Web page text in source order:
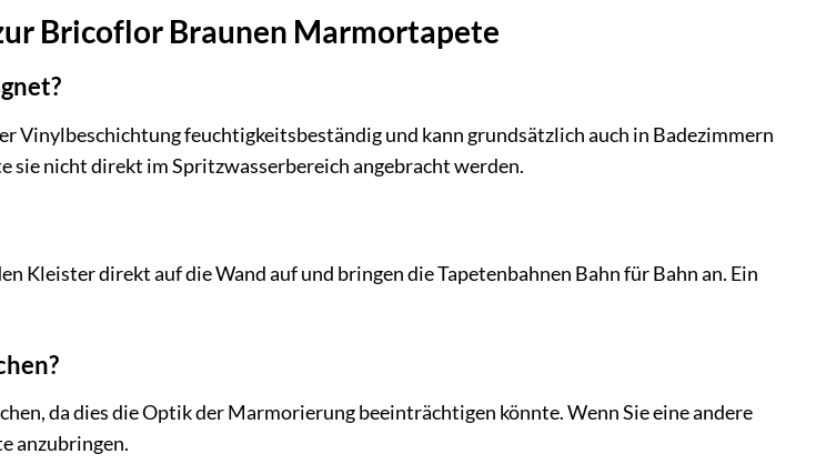
Bricoflor Braunen Marmortapete
Vinylbeschichtung feuchtigkeitsbeständig und kann grundsätzlich auch in Badezimmern
sie nicht direkt im Spritzwasserbereich angebracht werden.
Kleister direkt auf die Wand auf und bringen die Tapetenbahnen Bahn für Bahn an. Ein
da dies die Optik der Marmorierung beeinträchtigen könnte. Wenn Sie eine andere
anzubringen.